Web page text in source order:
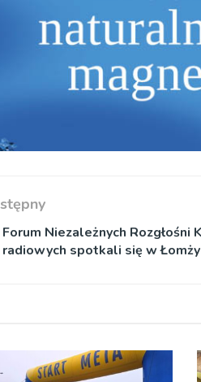
Forum Niezależnych
radiowych spotkali się w Łomży